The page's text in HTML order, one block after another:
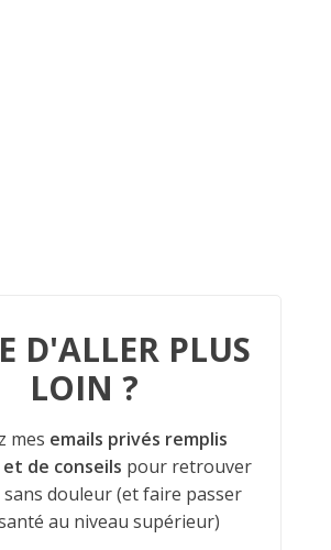
D'ALLER PLUS
LOIN ?
mes emails privés remplis
de conseils pour retrouver
douleur (et faire passer
au niveau supérieur)